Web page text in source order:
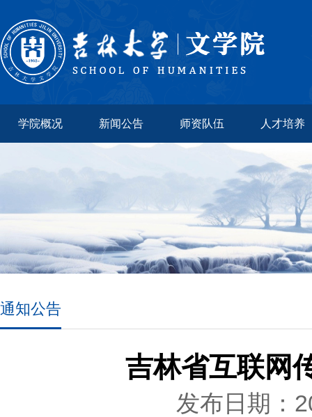
学院概况 新闻公告 师资队伍 人才培养
通知公告
吉林省互联网
发布日期：